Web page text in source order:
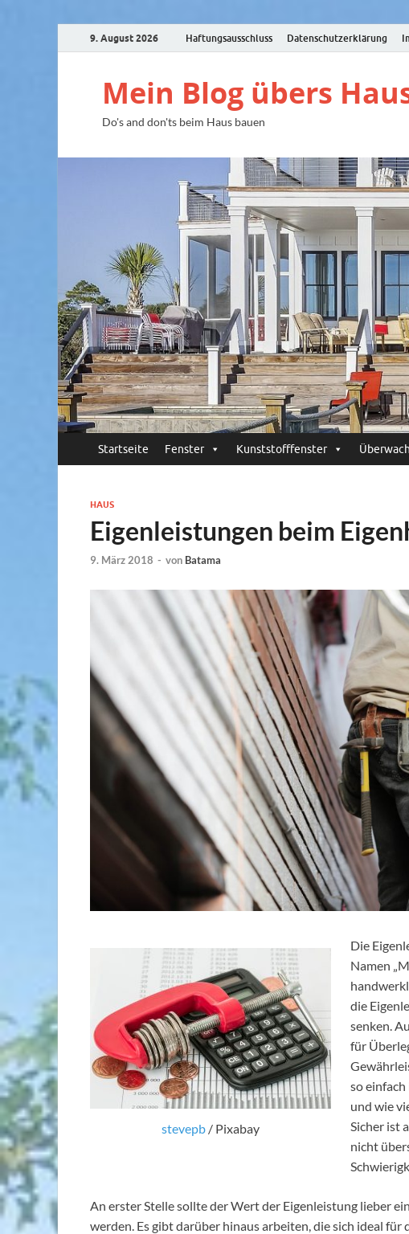
9. August 2026 Haftungsausschluss Datenschutzerklärung
Mein Blog übers
Do's and don'ts beim Haus bauen
Startseite Fenster Kunststofffenster
HAUS
Eigenleistungen beim
9. März 2018 - von Batama
stevepb / Pixabay
Die
Namen
die
senken.
für
so
und wie
Sicher ist
nicht
An erster Stelle sollte der Wert der Eigenleistung lieber
werden. Es gibt darüber hinaus arbeiten, die sich ideal